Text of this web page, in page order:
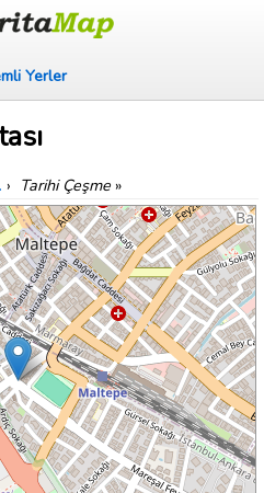
Yerler
› Tarihi Çeşme »